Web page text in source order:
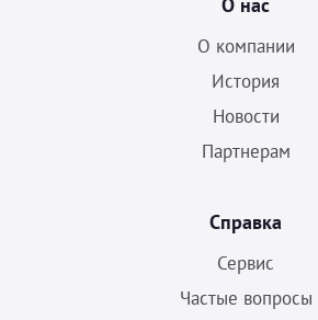
О компании
История
Новости
Партнерам
Справка
Сервис
Частые вопросы